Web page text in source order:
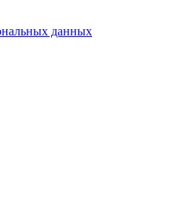
данных